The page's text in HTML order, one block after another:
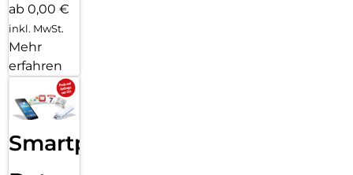
ab 0,00 €
inkl. MwSt.
Mehr
erfahren
Smartphone